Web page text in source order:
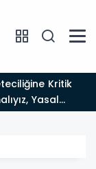
Yasal